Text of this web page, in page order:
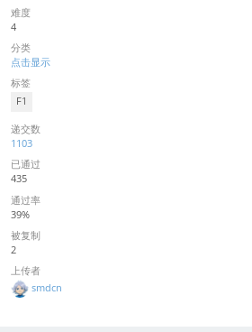
难度
4
分类
点击显示
标签
F1
递交数
1103
已通过
435
通过率
39%
被复制
2
上传者
smdcn